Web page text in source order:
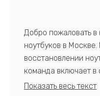
Добро пожаловать
ноутбуков в
восстановлении
команда включает в
профессионалов с